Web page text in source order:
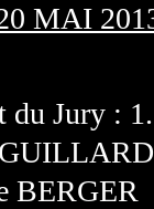
MAI
du Jury :
BERGER